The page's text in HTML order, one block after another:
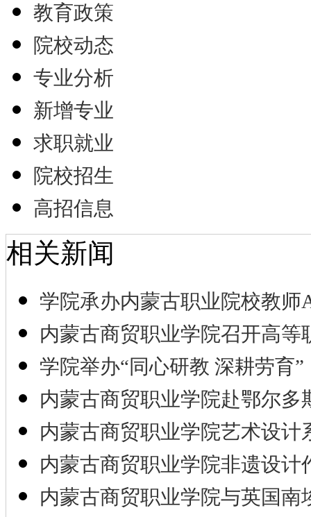
教育政策
院校动态
专业分析
新增专业
求职就业
院校招生
高招信息
相关新闻
学院承办内蒙古职业院校教师
内蒙古商贸职业学院召开高等
学院举办“同心研教 深耕劳育”
内蒙古商贸职业学院赴鄂尔多
内蒙古商贸职业学院艺术设计
内蒙古商贸职业学院非遗设计
内蒙古商贸职业学院与英国南